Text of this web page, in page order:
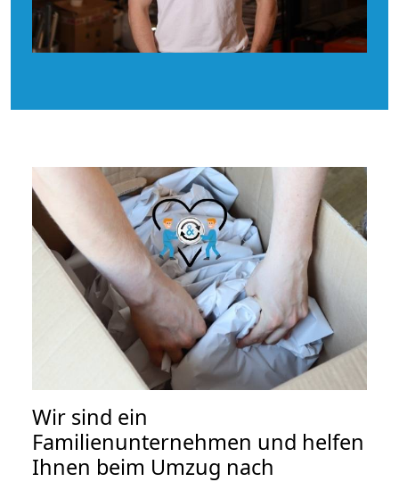
Wir sind ein
Familienunternehmen und helfen
Ihnen beim Umzug nach